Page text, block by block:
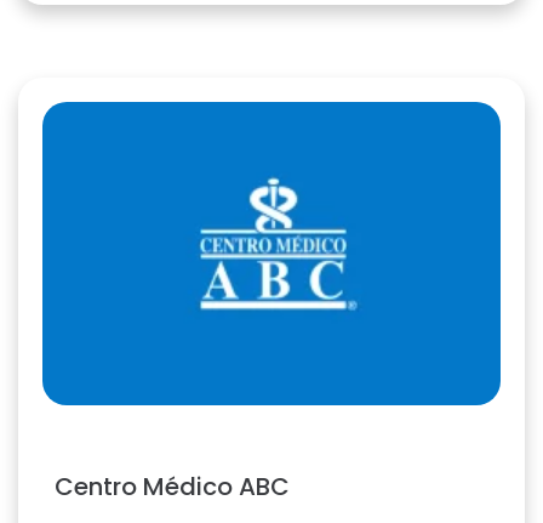
Centro Médico ABC